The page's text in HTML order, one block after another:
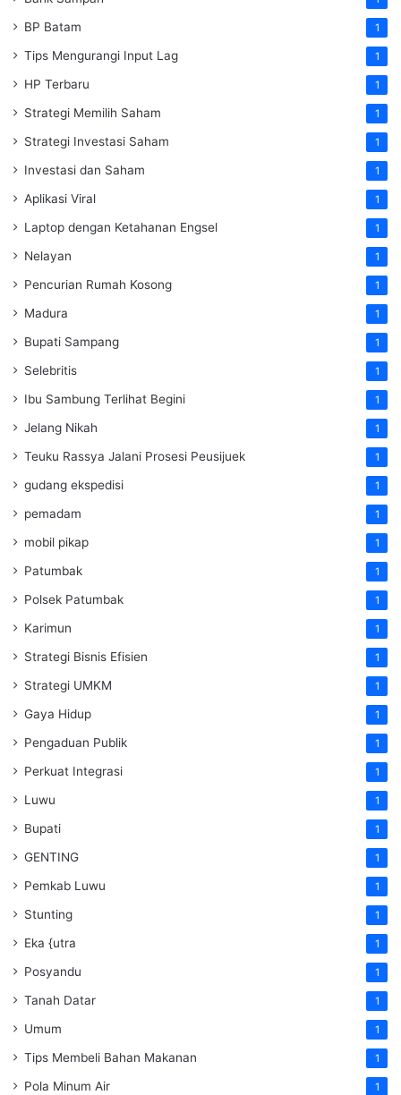
BP Batam 1
Tips Mengurangi Input Lag 1
HP Terbaru 1
Strategi Memilih Saham 1
Strategi Investasi Saham 1
Investasi dan Saham 1
Aplikasi Viral 1
Laptop dengan Ketahanan Engsel 1
Nelayan 1
Pencurian Rumah Kosong 1
Madura 1
Bupati Sampang 1
Selebritis 1
Ibu Sambung Terlihat Begini 1
Jelang Nikah 1
Teuku Rassya Jalani Prosesi Peusijuek 1
gudang ekspedisi 1
pemadam 1
mobil pikap 1
Patumbak 1
Polsek Patumbak 1
Karimun 1
Strategi Bisnis Efisien 1
Strategi UMKM 1
Gaya Hidup 1
Pengaduan Publik 1
Perkuat Integrasi 1
Luwu 1
Bupati 1
GENTING 1
Pemkab Luwu 1
Stunting 1
Eka {utra 1
Posyandu 1
Tanah Datar 1
Umum 1
Tips Membeli Bahan Makanan 1
Pola Minum Air 1